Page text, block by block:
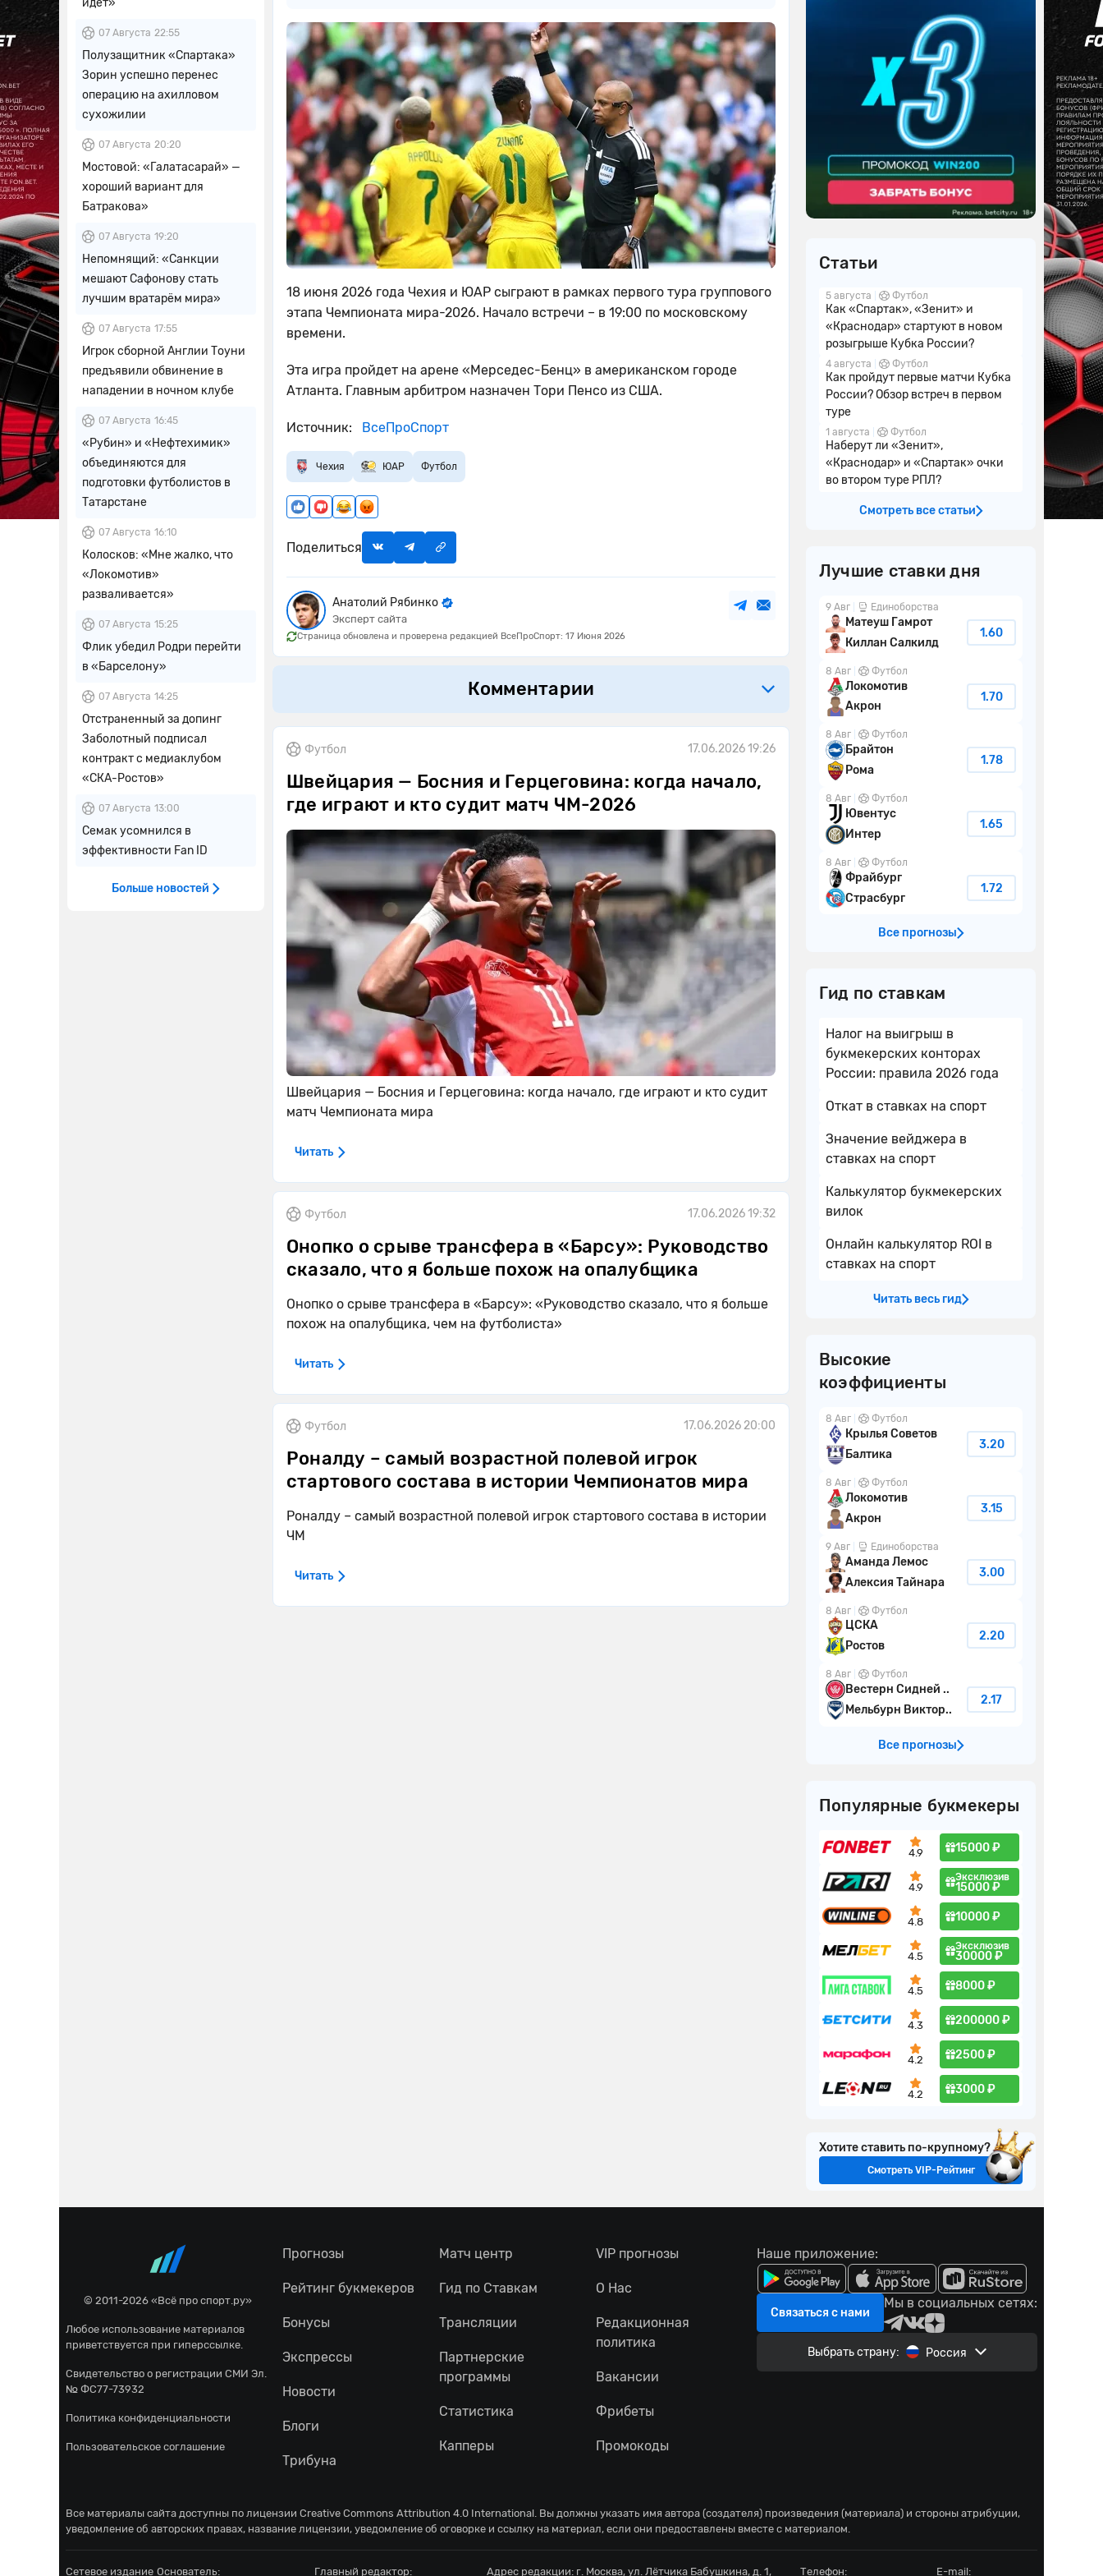
идет»
07 Августа 22:55
Полузащитник «Спартака»
Зорин успешно перенес
операцию на ахилловом
сухожилии
07 Августа 20:20
Мостовой: «Галатасарай» —
хороший вариант для
Батракова»
07 Августа 19:20
Непомнящий: «Санкции
мешают Сафонову стать
лучшим вратарём мира»
07 Августа 17:55
Игрок сборной Англии Тоуни
предъявили обвинение в
нападении в ночном клубе
07 Августа 16:45
«Рубин» и «Нефтехимик»
объединяются для
подготовки футболистов в
Татарстане
07 Августа 16:10
Колосков: «Мне жалко, что
«Локомотив»
разваливается»
07 Августа 15:25
Флик убедил Родри перейти
в «Барселону»
07 Августа 14:25
Отстраненный за допинг
Заболотный подписал
контракт с медиаклубом
«СКА-Ростов»
07 Августа 13:00
Семак усомнился в
эффективности Fan ID
Больше новостей
18 июня 2026 года Чехия и ЮАР сыграют в рамках первого тура группового
этапа Чемпионата мира-2026. Начало встречи – в 19:00 по московскому
времени.
Эта игра пройдет на арене «Мерседес-Бенц» в американском городе
Атланта. Главным арбитром назначен Тори Пенсо из США.
Источник: ВсеПроСпорт
Чехия ЮАР Футбол
Поделиться
Анатолий Рябинко
Эксперт сайта
Страница обновлена и проверена редакцией ВсеПроСпорт: 17 Июня 2026
Комментарии
Футбол 17.06.2026 19:26
Швейцария — Босния и Герцеговина: когда начало,
где играют и кто судит матч ЧМ-2026
Швейцария — Босния и Герцеговина: когда начало, где играют и кто судит
матч Чемпионата мира
Читать
Футбол 17.06.2026 19:32
Онопко о срыве трансфера в «Барсу»: Руководство
сказало, что я больше похож на опалубщика
Онопко о срыве трансфера в «Барсу»: «Руководство сказало, что я больше
похож на опалубщика, чем на футболиста»
Читать
Футбол 17.06.2026 20:00
Роналду – самый возрастной полевой игрок
стартового состава в истории Чемпионатов мира
Роналду – самый возрастной полевой игрок стартового состава в истории
ЧМ
Читать
Статьи
5 августа Футбол
Как «Спартак», «Зенит» и
«Краснодар» стартуют в новом
розыгрыше Кубка России?
4 августа Футбол
Как пройдут первые матчи Кубка
России? Обзор встреч в первом
туре
1 августа Футбол
Наберут ли «Зенит»,
«Краснодар» и «Спартак» очки
во втором туре РПЛ?
Смотреть все статьи
Лучшие ставки дня
9 Авг Единоборства
Матеуш Гамрот
Киллан Салкилд
1.60
8 Авг Футбол
Локомотив
Акрон
1.70
8 Авг Футбол
Брайтон
Рома
1.78
8 Авг Футбол
Ювентус
Интер
1.65
8 Авг Футбол
Фрайбург
Страсбург
1.72
Все прогнозы
Гид по ставкам
Налог на выигрыш в
букмекерских конторах
России: правила 2026 года
Откат в ставках на спорт
Значение вейджера в
ставках на спорт
Калькулятор букмекерских
вилок
Онлайн калькулятор ROI в
ставках на спорт
Читать весь гид
Высокие
коэффициенты
8 Авг Футбол
Крылья Советов
Балтика
3.20
8 Авг Футбол
Локомотив
Акрон
3.15
9 Авг Единоборства
Аманда Лемос
Алексия Тайнара
3.00
8 Авг Футбол
ЦСКА
Ростов
2.20
8 Авг Футбол
Вестерн Сидней ..
Мельбурн Виктор..
2.17
Все прогнозы
Популярные букмекеры
4.9 15000 ₽
4.9
Эксклюзив
15000 ₽
4.8 10000 ₽
4.5
Эксклюзив
30000 ₽
4.5 8000 ₽
4.3 200000 ₽
4.2 2500 ₽
4.2 3000 ₽
Хотите ставить по-крупному?
Смотреть VIP-Рейтинг
© 2011-2026 «Всё про спорт.ру»
Любое использование материалов
приветствуется при гиперссылке.
Свидетельство о регистрации СМИ Эл.
№ ФС77-73932
Политика конфиденциальности
Пользовательское соглашение
Прогнозы
Рейтинг букмекеров
Бонусы
Экспрессы
Новости
Блоги
Трибуна
Матч центр
Гид по Ставкам
Трансляции
Партнерские
программы
Статистика
Капперы
VIP прогнозы
О Нас
Редакционная
политика
Вакансии
Фрибеты
Промокоды
Наше приложение:
Связаться с нами
Мы в социальных сетях:
Выбрать страну: Россия
Все материалы сайта доступны по лицензии Creative Commons Attribution 4.0 International . Вы должны указать имя автора (создателя) произведения (материала) и стороны атрибуции,
уведомление об авторских правах, название лицензии, уведомление об оговорке и ссылку на материал, если они предоставлены вместе с материалом.
Сетевое издание Основатель: Главный редактор: Адрес редакции: г. Москва, ул. Лётчика Бабушкина, д. 1, Телефон: E-mail: